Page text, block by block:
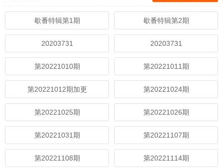
歇番特辑第1期 歇番特辑第2期
20203731 20203731
第20221010期 第20221011期
第20221012期加更 第20221024期
第20221025期 第20221026期
第20221031期 第20221107期
第20221108期 第20221114期